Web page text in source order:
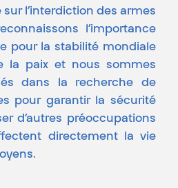
l’interdiction des armes
l’importance
pour la stabilité mondiale
la paix et nous sommes
dans la recherche de
pour garantir la sécurité
d’autres préoccupations
directement la vie